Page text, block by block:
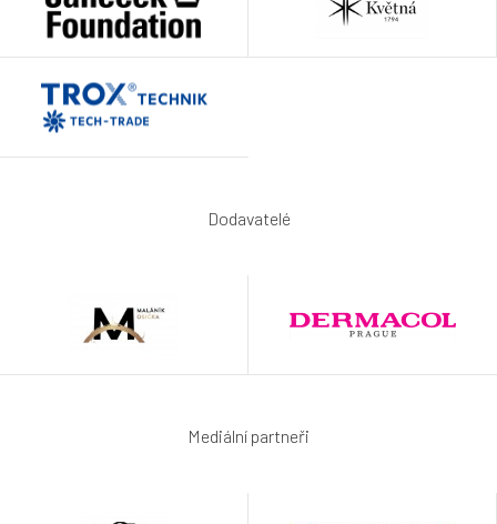
Dodavatelé
Mediální partneři